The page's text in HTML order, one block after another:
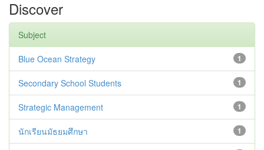
Discover
Subject
1
Blue Ocean Strategy
1
Secondary School Students
1
Strategic Management
1
นักเรียนมัธยมศึกษา